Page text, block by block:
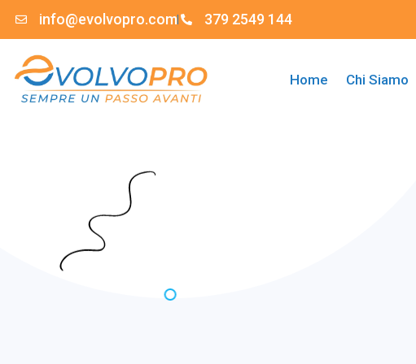
info@evolvopro.com 379 2549 144
Home Chi Siamo